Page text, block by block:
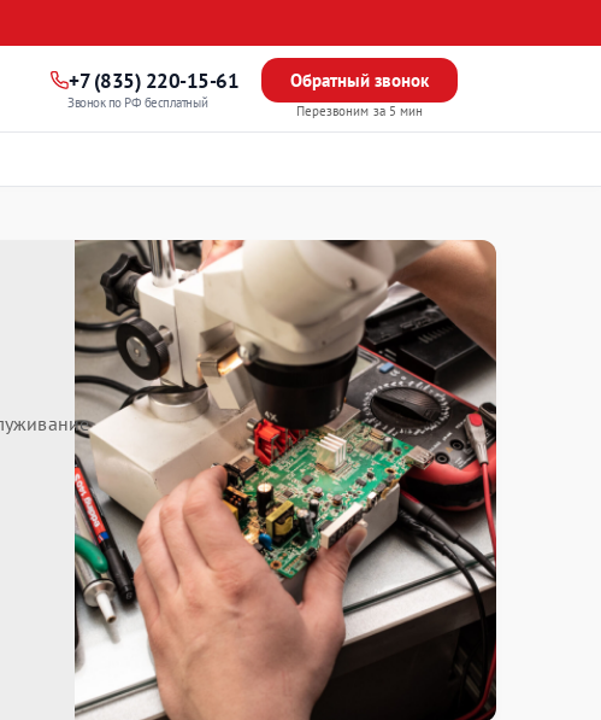
+7 (835) 220-15-61
Звонок по РФ бесплатный
Обратный звонок
Перезвоним за 5 мин